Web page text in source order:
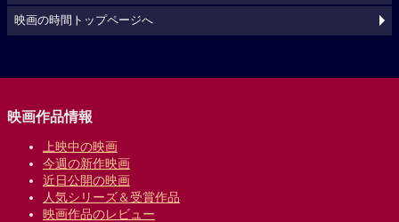
映画の時間トップページへ
映画作品情報
上映中の映画
今週の新作映画
近日公開の映画
人気シリーズ＆受賞作品
映画作品のレビュー